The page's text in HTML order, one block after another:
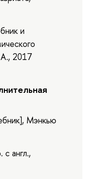
и
2017
Мэнкью
англ.,